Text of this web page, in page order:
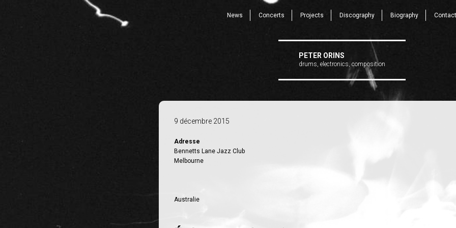
News Concerts Projects Discography Biography Contact
PETER ORINS
drums, electronics, composition
9 décembre 2015
Adresse
Bennetts Lane Jazz Club
Melbourne
Australie